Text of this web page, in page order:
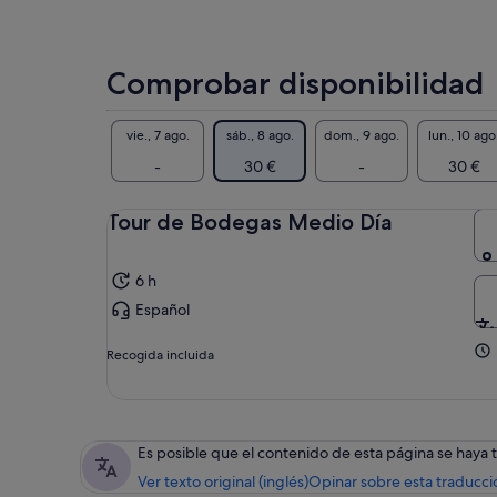
Al
Comprobar disponibilidad
vie., 7 ago.
-
sáb., 8 ago.
30 €
dom., 9 ago.
-
lun., 10 ago.
30 €
Tour de Bodegas Medio Día
6 h
Español
Recogida incluida
Es posible que el contenido de esta página se
Ver texto original (inglés)Opinar sobre esta